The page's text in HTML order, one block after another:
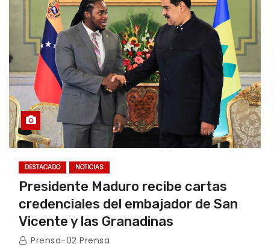
DESTACADO NOTICIAS
Presidente Maduro recibe cartas
credenciales del embajador de San
Vicente y las Granadinas
Prensa-02 Prensa